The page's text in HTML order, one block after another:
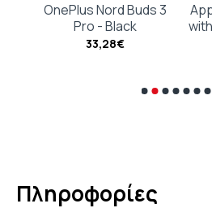
OnePlus Nord Buds 3
Pro - Black
33,28€
Πληροφορίες